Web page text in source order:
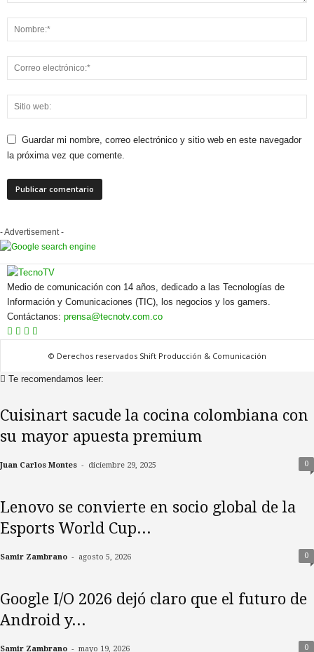
Guardar mi nombre, correo electrónico y sitio web en este navegador
la próxima vez que comente.
- Advertisement -
Medio de comunicación con 14 años, dedicado a las Tecnologías de
Información y Comunicaciones (TIC), los negocios y los gamers.
Contáctanos: prensa@tecnotv.com.co
© Derechos reservados Shift Producción & Comunicación
Te recomendamos leer:
Cuisinart sacude la cocina colombiana con
su mayor apuesta premium
Juan Carlos Montes - diciembre 29, 2025 0
Lenovo se convierte en socio global de la
Esports World Cup...
Samir Zambrano - agosto 5, 2026 0
Google I/O 2026 dejó claro que el futuro de
Android y...
Samir Zambrano - mayo 19, 2026 0